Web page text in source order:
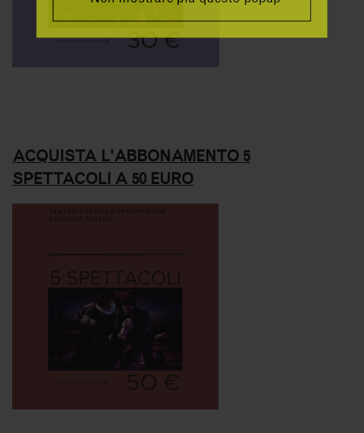
ACQUISTA L'ABBONAMENTO 5
SPETTACOLI A 50 EURO